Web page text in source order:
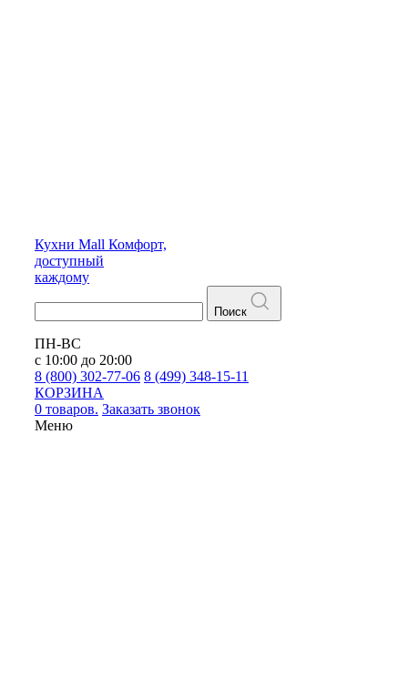
Кухни Mall Комфорт,
доступный
каждому
Поиск
ПН-ВС
с 10:00 до 20:00
8 (800) 302-77-06 8 (499) 348-15-11
КОРЗИНА
0 товаров. Заказать звонок
Меню